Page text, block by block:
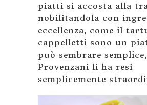
piatti si accosta alla
nobilitandola con
eccellenza, come il
cappelletti sono un
può sembrare
Provenzani li ha resi
semplicemente